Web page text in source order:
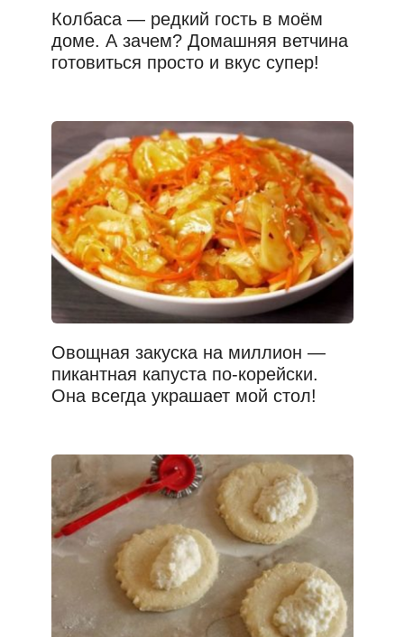
Колбаса — редкий гость в моём
доме. А зачем? Домашняя ветчина
готовиться просто и вкус супер!
Овощная закуска на миллион —
пикантная капуста по-корейски.
Она всегда украшает мой стол!